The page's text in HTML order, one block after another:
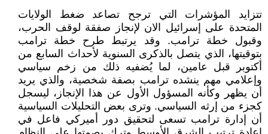
تتزايد المؤشرات التي ترجح تصاعد ضغط الولايات
المتحدة على إسرائيل الان لإنجاز صفقة لوقف الحرب،
وقبول خطة ترامب. وقد يرتبط طرح خطة ترامب
بتوقيتها، الذي يتصل بالذكرى السنوية لأحداث السابع من
أكتوبر قبل عامين، لما يُضفيه ذلك من زخم سياسي
وإعلامي مهم ينشده ترامب بصفة شخصية، والذي يريد
أن يظهر وكأنه المسؤول الأول عن هذا الإنجاز، ليسجل
كجزء من إرثه السياسي. وترى بعض التحليلات السياسية
أن إدارة ترامب تسعى لتحقيق دور أميركي فاعل في